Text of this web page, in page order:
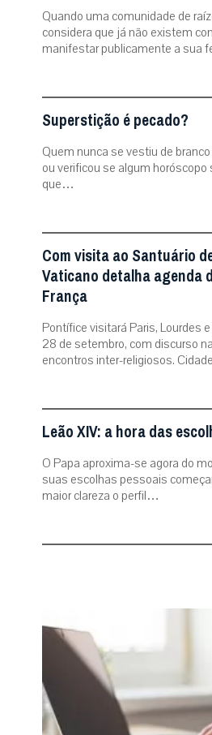
Quando uma comunidade de
considera que já não existem
manifestar publicamente a sua
Superstição é pecado?
Quem nunca se vestiu de
ou verificou se algum horóscopo
que…
Com visita ao Santuário
Vaticano detalha agenda
França
Pontífice visitará Paris, Lourdes
28 de setembro, com discurso
encontros inter-religiosos.
Leão XIV: a hora das
O Papa aproxima-se agora do
suas escolhas pessoais
maior clareza o perfil…